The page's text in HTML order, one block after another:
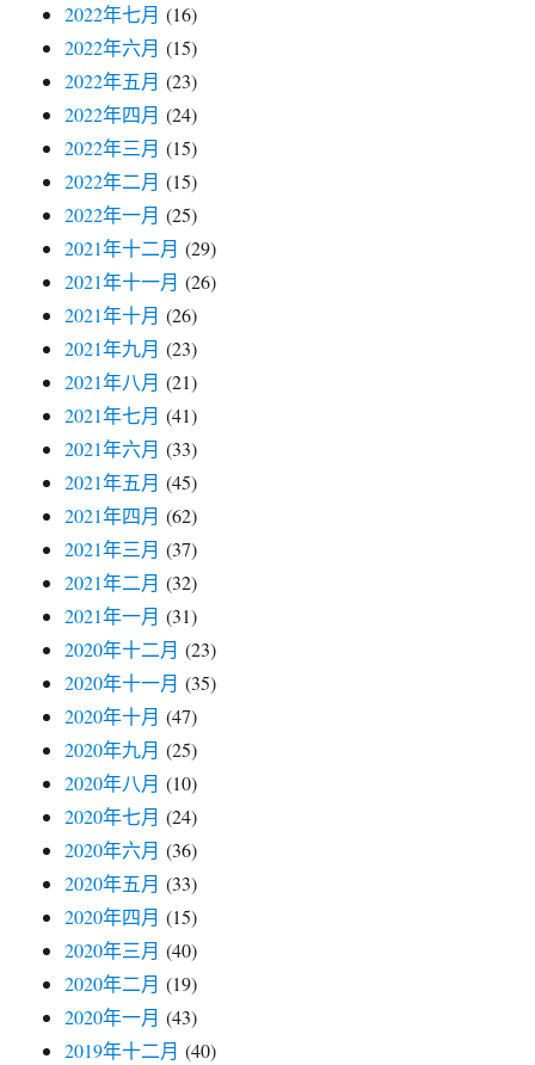
2022年七月 (16)
2022年六月 (15)
2022年五月 (23)
2022年四月 (24)
2022年三月 (15)
2022年二月 (15)
2022年一月 (25)
2021年十二月 (29)
2021年十一月 (26)
2021年十月 (26)
2021年九月 (23)
2021年八月 (21)
2021年七月 (41)
2021年六月 (33)
2021年五月 (45)
2021年四月 (62)
2021年三月 (37)
2021年二月 (32)
2021年一月 (31)
2020年十二月 (23)
2020年十一月 (35)
2020年十月 (47)
2020年九月 (25)
2020年八月 (10)
2020年七月 (24)
2020年六月 (36)
2020年五月 (33)
2020年四月 (15)
2020年三月 (40)
2020年二月 (19)
2020年一月 (43)
2019年十二月 (40)